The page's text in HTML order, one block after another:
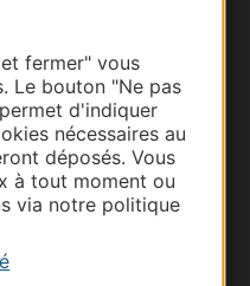
fermer" vous
Le bouton "Ne pas
d'indiquer
nécessaires au
déposés. Vous
à tout moment ou
via notre politique